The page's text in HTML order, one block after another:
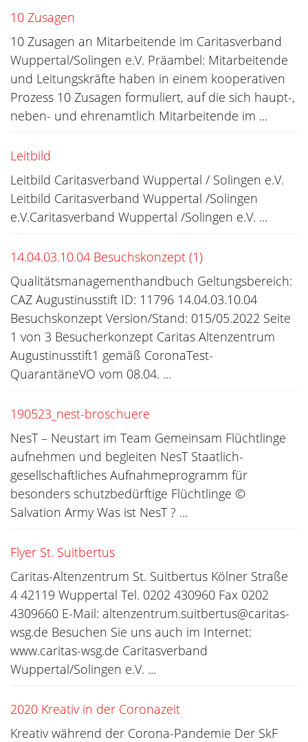
10 Zusagen
10 Zusagen an Mitarbeitende im Caritasverband
Wuppertal/Solingen e.V. Präambel: Mitarbeitende
und Leitungskräfte haben in einem kooperativen
Prozess 10 Zusagen formuliert, auf die sich haupt-,
neben- und ehrenamtlich Mitarbeitende im ...
Leitbild
Leitbild Caritasverband Wuppertal / Solingen e.V.
Leitbild Caritasverband Wuppertal /Solingen
e.V.Caritasverband Wuppertal /Solingen e.V. ...
14.04.03.10.04 Besuchskonzept (1)
Qualitätsmanagementhandbuch Geltungsbereich:
CAZ Augustinusstift ID: 11796 14.04.03.10.04
Besuchskonzept Version/Stand: 015/05.2022 Seite
1 von 3 Besucherkonzept Caritas Altenzentrum
Augustinusstift1 gemäß CoronaTest-
QuarantäneVO vom 08.04. ...
190523_nest-broschuere
NesT – Neustart im Team Gemeinsam Flüchtlinge
aufnehmen und begleiten NesT Staatlich-
gesellschaftliches Aufnahmeprogramm für
besonders schutzbedürftige Flüchtlinge ©
Salvation Army Was ist NesT ? ...
Flyer St. Suitbertus
Caritas-Altenzentrum St. Suitbertus Kölner Straße
4 42119 Wuppertal Tel. 0202 430960 Fax 0202
4309660 E-Mail: altenzentrum.suitbertus@caritas-
wsg.de Besuchen Sie uns auch im Internet:
www.caritas-wsg.de Caritasverband
Wuppertal/Solingen e.V. ...
2020 Kreativ in der Coronazeit
Kreativ während der Corona-Pandemie Der SkF